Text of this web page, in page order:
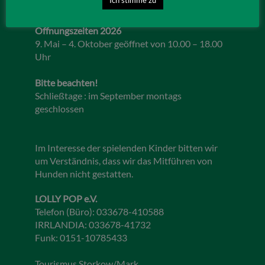
Öffnungszeiten 2026
9. Mai – 4. Oktober geöffnet von 10.00 – 18.00
Uhr
Bitte beachten!
Schließtage : im September montags
geschlossen
Im Interesse der spielenden Kinder bitten wir
um Verständnis, dass wir das Mitführen von
Hunden nicht gestatten.
LOLLY POP e.V.
Telefon (Büro): 033678-410588
IRRLANDIA: 033678-41732
Funk: 0151-10785433